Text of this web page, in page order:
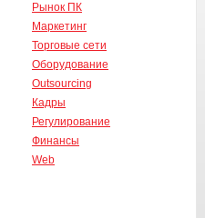
Рынок ПК
Маркетинг
Торговые сети
Оборудование
Outsourcing
Кадры
Регулирование
Финансы
Web